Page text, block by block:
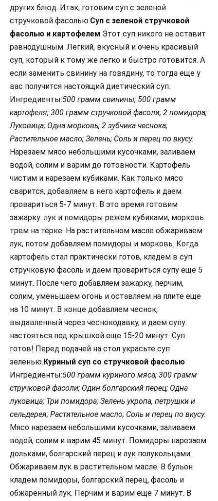
других блюд. Итак, готовим суп с зеленой
стручковой фасолью.Суп с зеленой стручковой
фасолью и картофелем Этот суп никого не оставит
равнодушным. Легкий, вкусный и очень красивый
суп, который к тому же легко и быстро готовится. А
если заменить свинину на говядину, то тогда еще у
вас получится настоящий диетический суп.
Ингредиенты:500 грамм свинины; 500 грамм
картофеля; 300 грамм стручковой фасоли; 2 помидора;
Луковица; Одна морковь; 2 зубчика чеснока;
Растительное масло; Зелень; Соль и перец по вкусу.
Нарезаем мясо небольшими кусочками, заливаем
водой, солим и варим до готовности. Картофель
чистим и нарезаем кубиками. Как только мясо
сварится, добавляем в него картофель и даем
провариться 5-7 минут. В это время готовим
зажарку: лук и помидоры режем кубиками, морковь
трем на терке. На растительном масле обжариваем
лук, потом добавляем помидоры и морковь. Когда
картофель стал практически готов, кладем в суп
стручковую фасоль и даем провариться супу еще 5
минут. После чего добавляем зажарку, перчим,
солим, уменьшаем огонь и оставляем на плите еще
на 10 минут. В конце добавляем чеснок,
выдавленный через чеснокодавку, и даем супу
настояться под крышкой еще 15-20 минут. Суп
готов! Перед подачей на стол украсьте суп
зеленью. Куриный суп со стручковой фасолью
Ингредиенты:500 грамм куриного мяса; 300 грамм
стручковой фасоли; Один болгарский перец; Одна
луковица; Три помидора; Зелень укропа, петрушки и
сельдерея; Растительное масло; Соль и перец по вкусу.
Мясо нарезаем небольшими кусочками, заливаем
водой, солим и варим 45 минут. Помидоры нарезаем
дольками, болгарский перец и лук полукольцами.
Обжариваем лук в растительном масле. В бульон
кладем помидоры, болгарский перец, фасоль и
обжаренный лук. Перчим и варим еще 7 минут. В